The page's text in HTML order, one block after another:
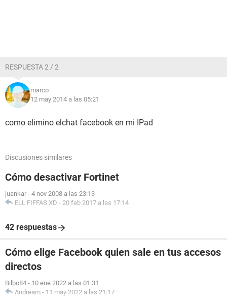
RESPUESTA 2 / 2
marco
12 may 2014 a las 05:21
como elimino elchat facebook en mi IPad
Discusiones similares
Cómo desactivar Fortinet
juankar - 4 nov 2008 a las 23:13
ELL FIFFAS XD - 20 feb 2017 a las 17:14
42 respuestas
Cómo elige Facebook quien sale en tus accesos
directos
Bilbo84 - 10 ene 2022 a las 01:31
Andream - 11 may 2022 a las 21:17